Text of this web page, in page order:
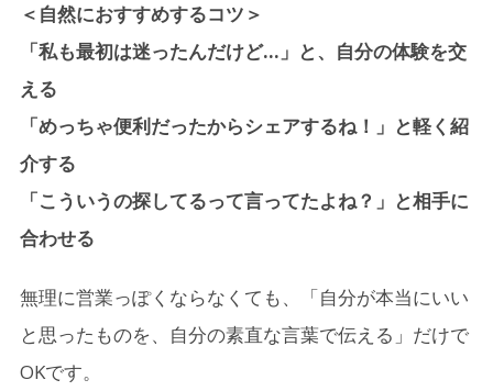
＜自然におすすめするコツ＞
「私も最初は迷ったんだけど…」と、自分の体験を交
える
「めっちゃ便利だったからシェアするね！」と軽く紹
介する
「こういうの探してるって言ってたよね？」と相手に
合わせる
無理に営業っぽくならなくても、「自分が本当にいい
と思ったものを、自分の素直な言葉で伝える」だけで
OKです。